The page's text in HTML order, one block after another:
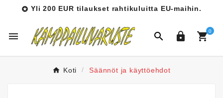
 Yli 200 EUR tilaukset rahtikuluitta EU-maihin.
   0
Koti Säännöt ja käyttöehdot